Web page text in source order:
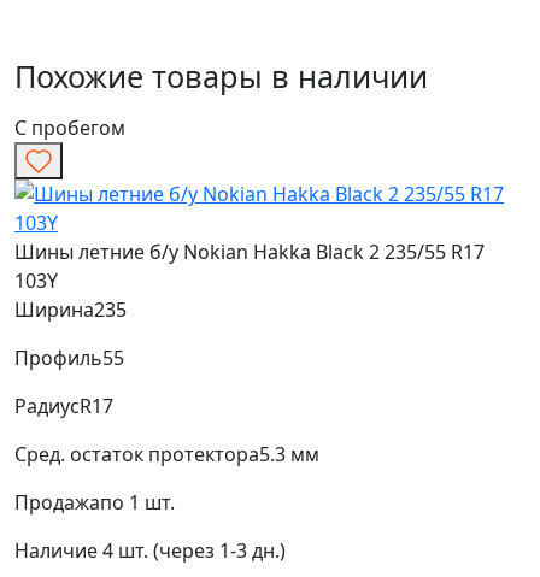
Похожие товары в наличии
С пробегом
Шины летние б/у Nokian Hakka Black 2 235/55 R17
103Y
Ширина235
Профиль55
РадиусR17
Сред. остаток протектора5.3 мм
Продажапо 1 шт.
Наличие4 шт. (через 1-3 дн.)